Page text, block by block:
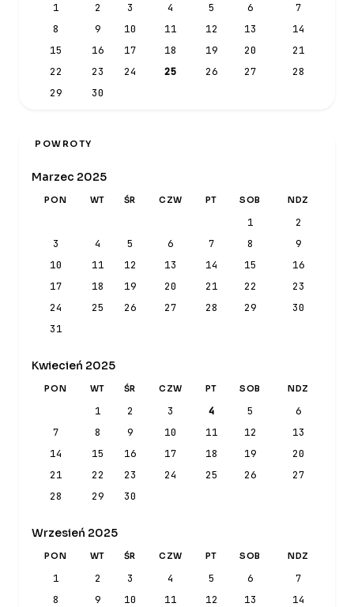
1 2 3 4 5 6
7
8
9 10 11 12 13
14
15
16 17 18 19 20
21
22
23 24 25 26 27
28
29
30
POWROTY
Marzec 2025
PON WT ŚR CZW PT SOB NDZ
1
2
3
4 5 6 7 8
9
10
11 12 13 14 15
16
17
18 19 20 21 22
23
24
25 26 27 28 29
30
31
Kwiecień 2025
PON WT ŚR CZW PT SOB NDZ
1 2 3 4 5
6
7
8 9 10 11 12
13
14
15 16 17 18 19
20
21
22 23 24 25 26
27
28
29 30
Wrzesień 2025
PON WT ŚR CZW PT SOB NDZ
1 2 3 4 5 6
7
8
9 10 11 12 13
14